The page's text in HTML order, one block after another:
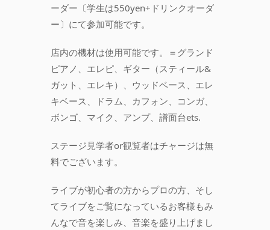
ーダー〔学生は550yen+ドリンクオーダ
ー〕にて参加可能です。
店内の機材は使用可能です。＝グランド
ピアノ、エレピ、ギター（スティール&
ガット、エレキ）、ウッドベース、エレ
キベース、ドラム、カフォン、コンガ、
ボンゴ、マイク、アンプ、譜面台ets.
ステージ見学者or観覧者はチャージは無
料でございます。
ライブが初心者の方からプロの方、そし
てライブをご覧になっているお客様もみ
んなで音を楽しみ、音楽を盛り上げまし